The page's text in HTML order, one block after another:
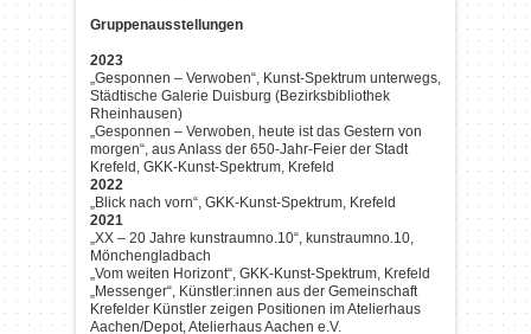
Gruppenausstellungen
2023
„Gesponnen – Verwoben“, Kunst-Spektrum unterwegs,
Städtische Galerie Duisburg (Bezirksbibliothek
Rheinhausen)
„Gesponnen – Verwoben, heute ist das Gestern von
morgen“, aus Anlass der 650-Jahr-Feier der Stadt
Krefeld, GKK-Kunst-Spektrum, Krefeld
2022
„Blick nach vorn“, GKK-Kunst-Spektrum, Krefeld
2021
„XX – 20 Jahre kunstraumno.10“, kunstraumno.10,
Mönchengladbach
„Vom weiten Horizont“, GKK-Kunst-Spektrum, Krefeld
„Messenger“, Künstler:innen aus der Gemeinschaft
Krefelder Künstler zeigen Positionen im Atelierhaus
Aachen/Depot, Atelierhaus Aachen e.V.